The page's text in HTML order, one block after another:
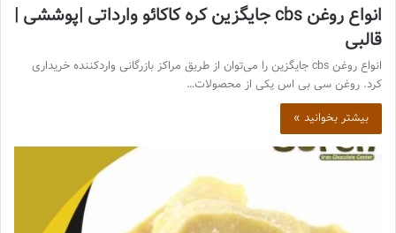
انواع روغن cbs جایگزین کره کاکائو وارداتی |پوششی |
قالبی
انواع روغن cbs جایگزین را می‌توان از طریق مراکز بازرگانی واردکننده خریداری
کرد. روغن سی بی اس یکی از محصولات…
بیشتر بخوانید »